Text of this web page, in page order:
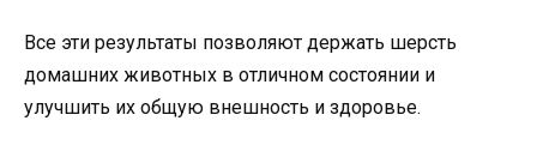
Все эти результаты позволяют держать шерсть
домашних животных в отличном состоянии и
улучшить их общую внешность и здоровье.